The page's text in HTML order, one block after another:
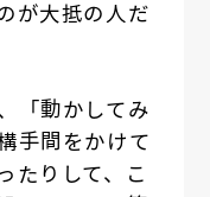
が大抵の人だ
「動かしてみ
手間をかけて
たりして、こ